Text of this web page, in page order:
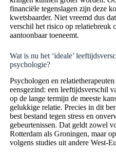
financiële tegenslagen zijn deze
kwetsbaarder. Niet vreemd dus
verschil het risico op relatiebreuk
aantoonbaar toeneemt.
Wat is nu het ‘ideale’
psychologie?
Psychologen en
eensgezind: een leeftijdsverschil
op de lange termijn de meeste
gelukkige relatie. Precies in dit
best bestand tegen stress en
gebeurtenissen. Dat geldt zowel
Rotterdam als Groningen, maar
volgens studies uit andere West-